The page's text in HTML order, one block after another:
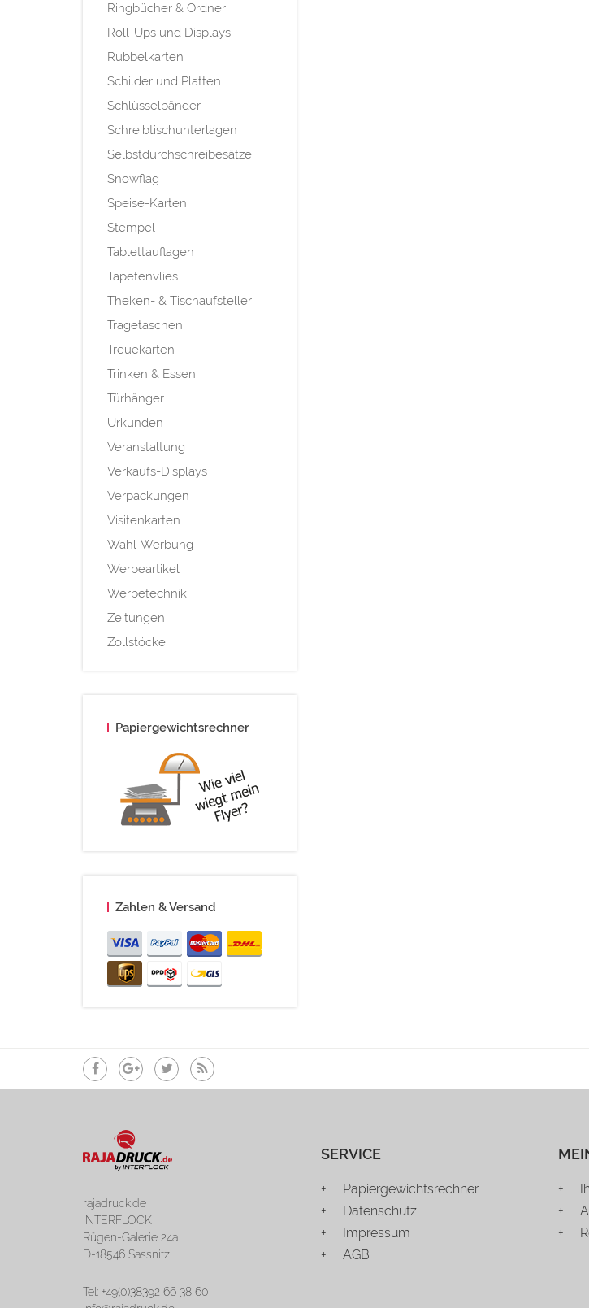
Ringbücher & Ordner
Roll-Ups und Displays
Rubbelkarten
Schilder und Platten
Schlüsselbänder
Schreibtischunterlagen
Selbstdurchschreibesätze
Snowflag
Speise-Karten
Stempel
Tablettauflagen
Tapetenvlies
Theken- & Tischaufsteller
Tragetaschen
Treuekarten
Trinken & Essen
Türhänger
Urkunden
Veranstaltung
Verkaufs-Displays
Verpackungen
Visitenkarten
Wahl-Werbung
Werbeartikel
Werbetechnik
Zeitungen
Zollstöcke
Papiergewichtsrechner
Zahlen & Versand
rajadruck.de
INTERFLOCK
Rügen-Galerie 24a
D-18546 Sassnitz
Tel: +49(0)38392 66 38 60
SERVICE
Papiergewichtsrechner
Datenschutz
Impressum
AGB